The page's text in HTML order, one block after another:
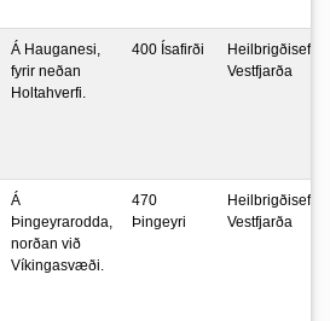
Á Hauganesi,
fyrir neðan
Holtahverfi.
400 Ísafirði
Vestfjarða
Á
Þingeyrarodda,
norðan við
Víkingasvæði.
470
Þingeyri
Vestfjarða